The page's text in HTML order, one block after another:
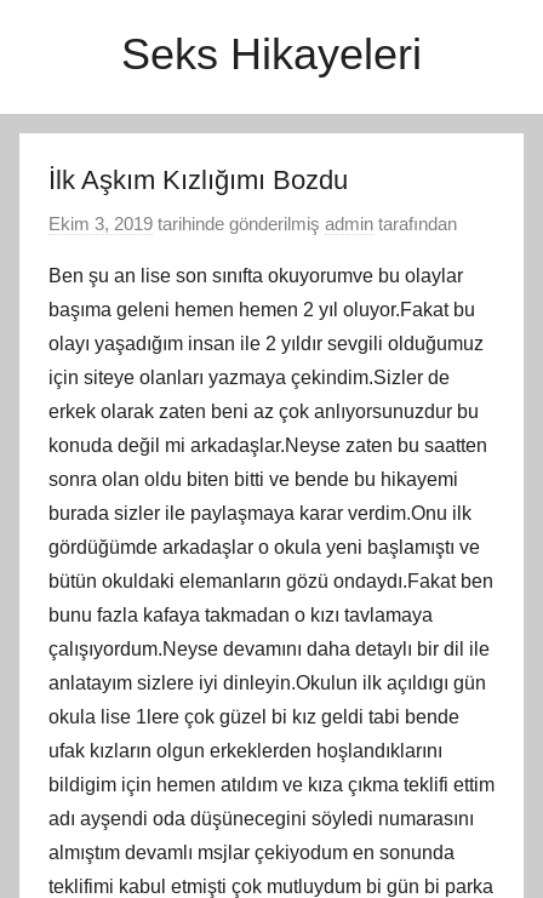
Seks Hikayeleri
İlk Aşkım Kızlığımı Bozdu
Ekim 3, 2019 tarihinde gönderilmiş admin tarafından
Ben şu an lise son sınıfta okuyorumve bu olaylar
başıma geleni hemen hemen 2 yıl oluyor.Fakat bu
olayı yaşadığım insan ile 2 yıldır sevgili olduğumuz
için siteye olanları yazmaya çekindim.Sizler de
erkek olarak zaten beni az çok anlıyorsunuzdur bu
konuda değil mi arkadaşlar.Neyse zaten bu saatten
sonra olan oldu biten bitti ve bende bu hikayemi
burada sizler ile paylaşmaya karar verdim.Onu ilk
gördüğümde arkadaşlar o okula yeni başlamıştı ve
bütün okuldaki elemanların gözü ondaydı.Fakat ben
bunu fazla kafaya takmadan o kızı tavlamaya
çalışıyordum.Neyse devamını daha detaylı bir dil ile
anlatayım sizlere iyi dinleyin.Okulun ilk açıldıgı gün
okula lise 1lere çok güzel bi kız geldi tabi bende
ufak kızların olgun erkeklerden hoşlandıklarını
bildigim için hemen atıldım ve kıza çıkma teklifi ettim
adı ayşendi oda düşünecegini söyledi numarasını
almıştım devamlı msjlar çekiyodum en sonunda
teklifimi kabul etmişti çok mutluydum bi gün bi parka